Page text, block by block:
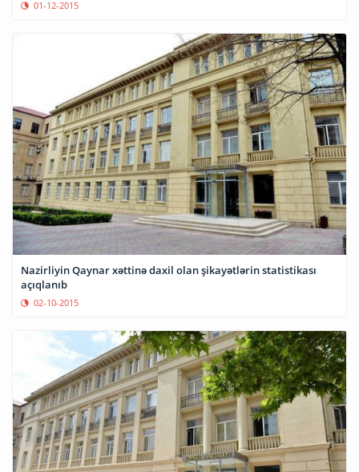
01-12-2015
Nazirliyin Qaynar xəttinə daxil olan şikayətlərin statistikası
açıqlanıb
02-10-2015